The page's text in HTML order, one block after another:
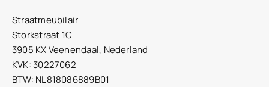
Straatmeubilair
Storkstraat 1C
3905 KX Veenendaal, Nederland
KVK: 30227062
BTW: NL818086889B01